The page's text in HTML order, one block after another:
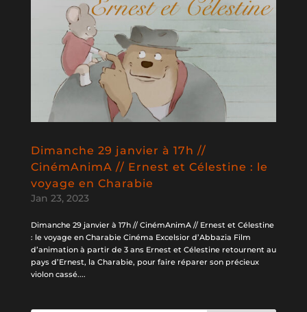
Dimanche 29 janvier à 17h //
CinémAnimA // Ernest et Célestine : le
voyage en Charabie
Jan 23, 2023
Dimanche 29 janvier à 17h // CinémAnimA // Ernest et Célestine
: le voyage en Charabie Cinéma Excelsior d’Abbazia Film
d’animation à partir de 3 ans Ernest et Célestine retournent au
pays d’Ernest, la Charabie, pour faire réparer son précieux
violon cassé....